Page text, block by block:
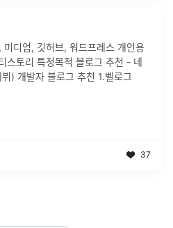
디엄, 깃허브, 워드프레스 개인용
스토리 특정목적 블로그 추천 - 네
) 개발자 블로그 추천 1.벨로그
37